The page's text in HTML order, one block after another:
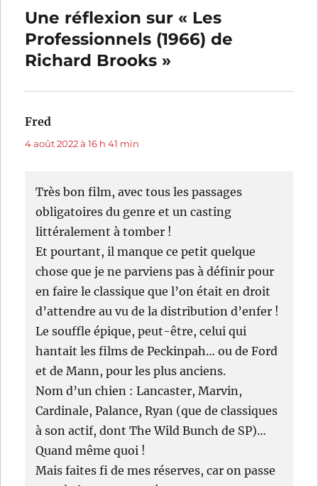
Une réflexion sur « Les
Professionnels (1966) de
Richard Brooks »
Fred
4 août 2022 à 16 h 41 min
Très bon film, avec tous les passages
obligatoires du genre et un casting
littéralement à tomber !
Et pourtant, il manque ce petit quelque
chose que je ne parviens pas à définir pour
en faire le classique que l’on était en droit
d’attendre au vu de la distribution d’enfer !
Le souffle épique, peut-être, celui qui
hantait les films de Peckinpah… ou de Ford
et de Mann, pour les plus anciens.
Nom d’un chien : Lancaster, Marvin,
Cardinale, Palance, Ryan (que de classiques
à son actif, dont The Wild Bunch de SP)…
Quand même quoi !
Mais faites fi de mes réserves, car on passe